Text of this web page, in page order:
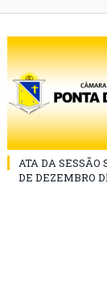
ATA DA SESSÃO
DE DEZEMBRO